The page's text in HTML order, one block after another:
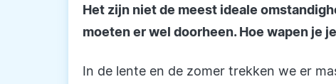
Het zijn niet de meest ideale
moeten er wel doorheen. Hoe wapen je
In de lente en de zomer trekken we er